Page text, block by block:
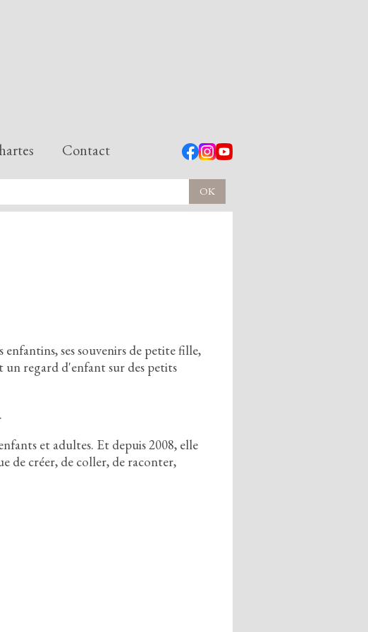
Contact
enfantins,ses souvenirs de petite fille,
un regard d'enfant sur des petits
et adultes. Et depuis2008, elle
de créer,de coller, de raconter,